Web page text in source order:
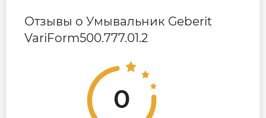
Отзывы о Умывальник Geberit
VariForm500.777.01.2
0